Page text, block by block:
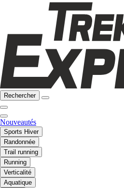
Rechercher
Nouveautés
Sports Hiver
Randonnée
Trail running
Running
Verticalité
Aquatique